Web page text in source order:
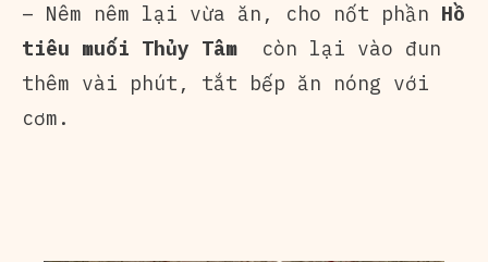
– Nêm nêm lại vừa ăn, cho nốt phần Hồ
tiêu muối Thủy Tâm còn lại vào đun
thêm vài phút, tắt bếp ăn nóng với
cơm.